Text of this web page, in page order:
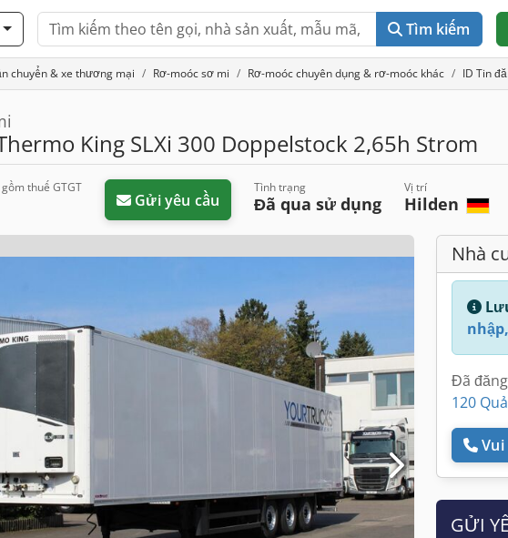
Tìm kiếm
chuyển & xe thương mại Rơ-moóc sơ mi Rơ-moóc chuyên dụng & rơ-moóc khác ID Tin
King SLXi 300 Doppelstock 2,65h Strom
thuế GTGT
Gửi yêu cầu
Tình trạng
Đã qua sử dụng
Vị trí
Hilden
Nhà
nhập,
Đã
120
GỬI